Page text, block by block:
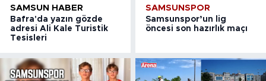
SAMSUN HABER
Bafra'da yazın gözde
adresi Ali Kale Turistik
Tesisleri
SAMSUNSPOR
Samsunspor’un lig
öncesi son hazırlık maçı